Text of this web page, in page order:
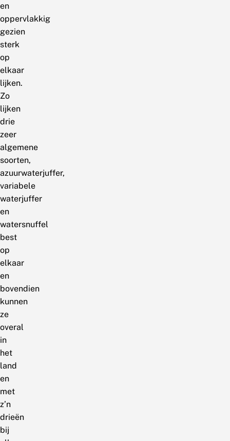
en
oppervlakkig
gezien
sterk
op
elkaar
lijken.
Zo
lijken
drie
zeer
algemene
soorten,
azuurwaterjuffer,
variabele
waterjuffer
en
watersnuffel
best
op
elkaar
en
bovendien
kunnen
ze
overal
in
het
land
en
met
z’n
drieën
bij